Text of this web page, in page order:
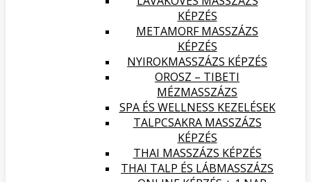
KÉPZÉS
METAMORF MASSZÁZS
KÉPZÉS
NYIROKMASSZÁZS KÉPZÉS
OROSZ – TIBETI
MÉZMASSZÁZS
SPA ÉS WELLNESS KEZELÉSEK
TALPCSAKRA MASSZÁZS
KÉPZÉS
THAI MASSZÁZS KÉPZÉS
THAI TALP ÉS LÁBMASSZÁZS